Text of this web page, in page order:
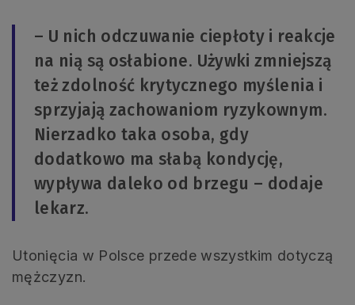
– U nich odczuwanie ciepłoty i reakcje
na nią są osłabione. Używki zmniejszą
też zdolność krytycznego myślenia i
sprzyjają zachowaniom ryzykownym.
Nierzadko taka osoba, gdy
dodatkowo ma słabą kondycję,
wypływa daleko od brzegu – dodaje
lekarz.
Utonięcia w Polsce przede wszystkim dotyczą
mężczyzn.